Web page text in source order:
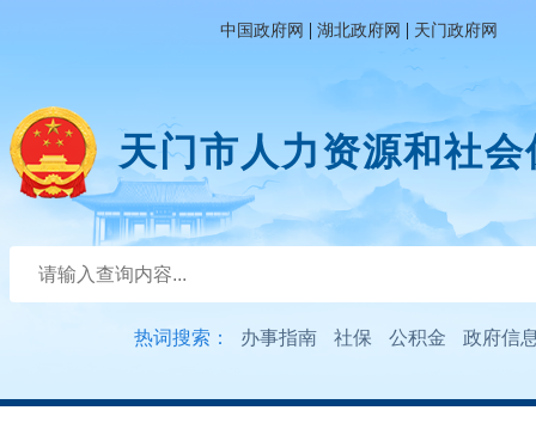
中国政府网 | 湖北政府网 | 天门政府网
天门市人力资源和社
热词搜索： 办事指南 社保 公积金 政府信